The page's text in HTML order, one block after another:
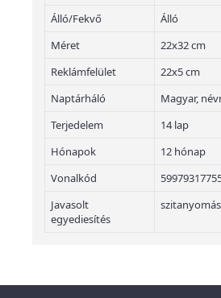
Álló/Fekvő
Álló
Méret
22x32 cm
Reklámfelület
22x5 cm
Naptárháló
Magyar,
Terjedelem
14 lap
Hónapok
12 hónap
Vonalkód
Javasolt
egyediesítés